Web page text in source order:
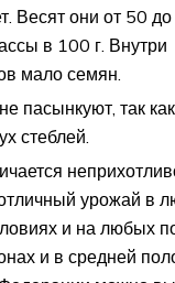
Весят они от 50 до
в 100 г. Внутри
мало семян.
пасынкуют, так
стеблей.
урожай в
и на любых
и в средней